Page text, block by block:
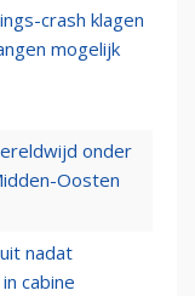
crash klagen
mogelijk
onder
Oosten
nadat
cabine